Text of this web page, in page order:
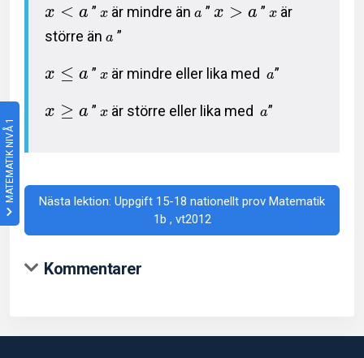
MATEMATIK NIVÅ 1
x < a ”x är mindre äna ”x > a ”x är
större än a ”
x ≤ a ”x är mindre eller lika meda”
x ≥ a ”x är större eller lika meda”
Nästa lektion: Uppgift 15-18 nationellt prov Matematik
1b , vt2012
Kommentarer